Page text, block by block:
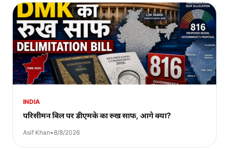
INDIA
परिसीमन बिल पर डीएमके का रुख साफ, आगे क्या?
Asif Khan•8/8/2026